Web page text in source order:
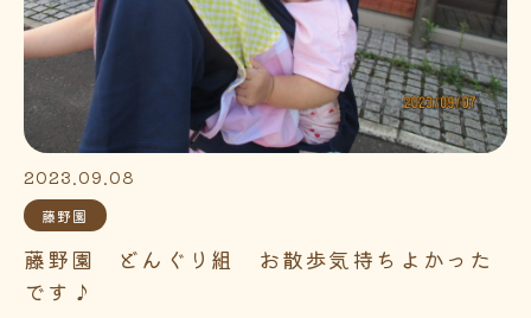
2023.09.08
藤野園
藤野園 どんぐり組 お散歩気持ちよかった
です♪